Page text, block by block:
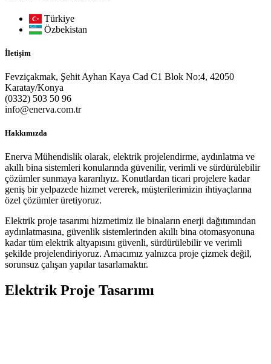
Türkiye
Özbekistan
İletişim
Fevziçakmak, Şehit Ayhan Kaya Cad C1 Blok No:4, 42050
Karatay/Konya
(0332) 503 50 96
info@enerva.com.tr
Hakkımızda
Enerva Mühendislik olarak, elektrik projelendirme, aydınlatma ve
akıllı bina sistemleri konularında güvenilir, verimli ve sürdürülebilir
çözümler sunmaya kararılıyız. Konutlardan ticari projelere kadar
geniş bir yelpazede hizmet vererek, müşterilerimizin ihtiyaçlarına
özel çözümler üretiyoruz.
Elektrik proje tasarımı hizmetimiz ile binaların enerji dağıtımından
aydınlatmasına, güvenlik sistemlerinden akıllı bina otomasyonuna
kadar tüm elektrik altyapısını güvenli, sürdürülebilir ve verimli
şekilde projelendiriyoruz. Amacımız yalnızca proje çizmek değil,
sorunsuz çalışan yapılar tasarlamaktır.
Elektrik Proje Tasarımı